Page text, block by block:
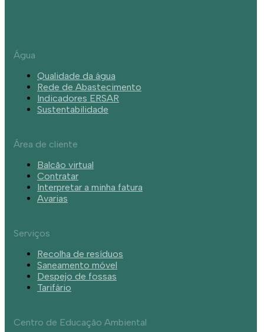
Água
Qualidade da água
Rede de Abastecimento
Indicadores ERSAR
Sustentabilidade
Área de cliente
Balcão virtual
Contratar
Interpretar a minha fatura
Avarias
Serviços
Recolha de resíduos
Saneamento móvel
Despejo de fossas
Tarifário
Centro de Educação Ambiental